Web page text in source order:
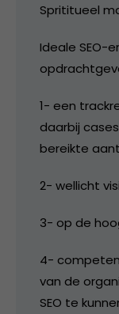
Sprititueel
Ideale SEO-
1- een
daarbij
bereikte
2- wellicht
3- op de
4-
van de
SEO te